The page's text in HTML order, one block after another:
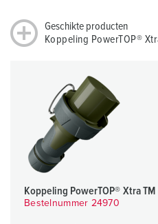
Geschikte producten
Koppeling PowerTOP®
Koppeling PowerTOP® Xtra TM
Bestelnummer 24970